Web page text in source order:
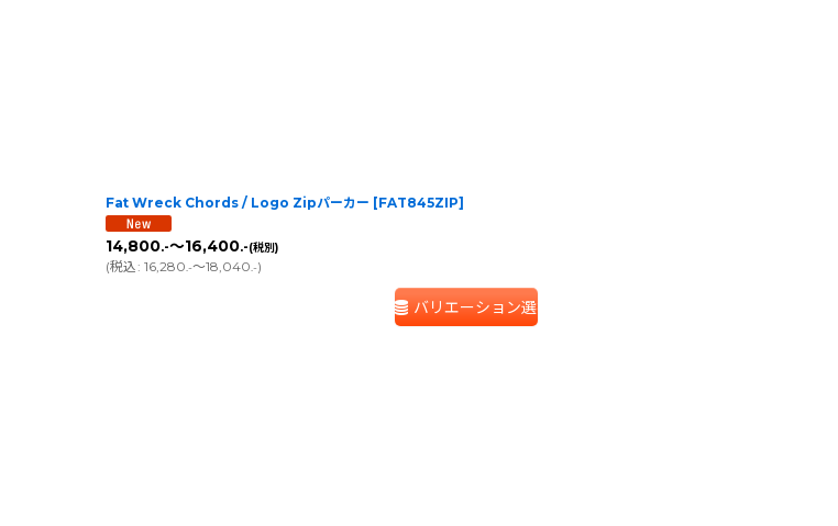
Fat Wreck Chords / Logo Zipパーカー [FAT845ZIP]
14,800.-～16,400.-(税別)
(税込: 16,280.-～18,040.-)
バリエーション選択